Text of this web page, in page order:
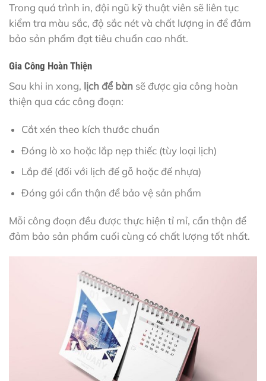
Trong quá trình in, đội ngũ kỹ thuật viên sẽ liên tục
kiểm tra màu sắc, độ sắc nét và chất lượng in để đảm
bảo sản phẩm đạt tiêu chuẩn cao nhất.
Gia Công Hoàn Thiện
Sau khi in xong, lịch để bàn sẽ được gia công hoàn
thiện qua các công đoạn:
Cắt xén theo kích thước chuẩn
Đóng lò xo hoặc lắp nẹp thiếc (tùy loại lịch)
Lắp đế (đối với lịch đế gỗ hoặc đế nhựa)
Đóng gói cẩn thận để bảo vệ sản phẩm
Mỗi công đoạn đều được thực hiện tỉ mỉ, cẩn thận để
đảm bảo sản phẩm cuối cùng có chất lượng tốt nhất.